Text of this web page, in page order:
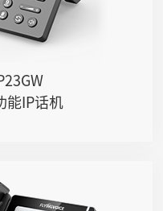
能IP话机
耳麦、RJ9线控耳麦
六方会议&网络会议
G.722等语音编解...